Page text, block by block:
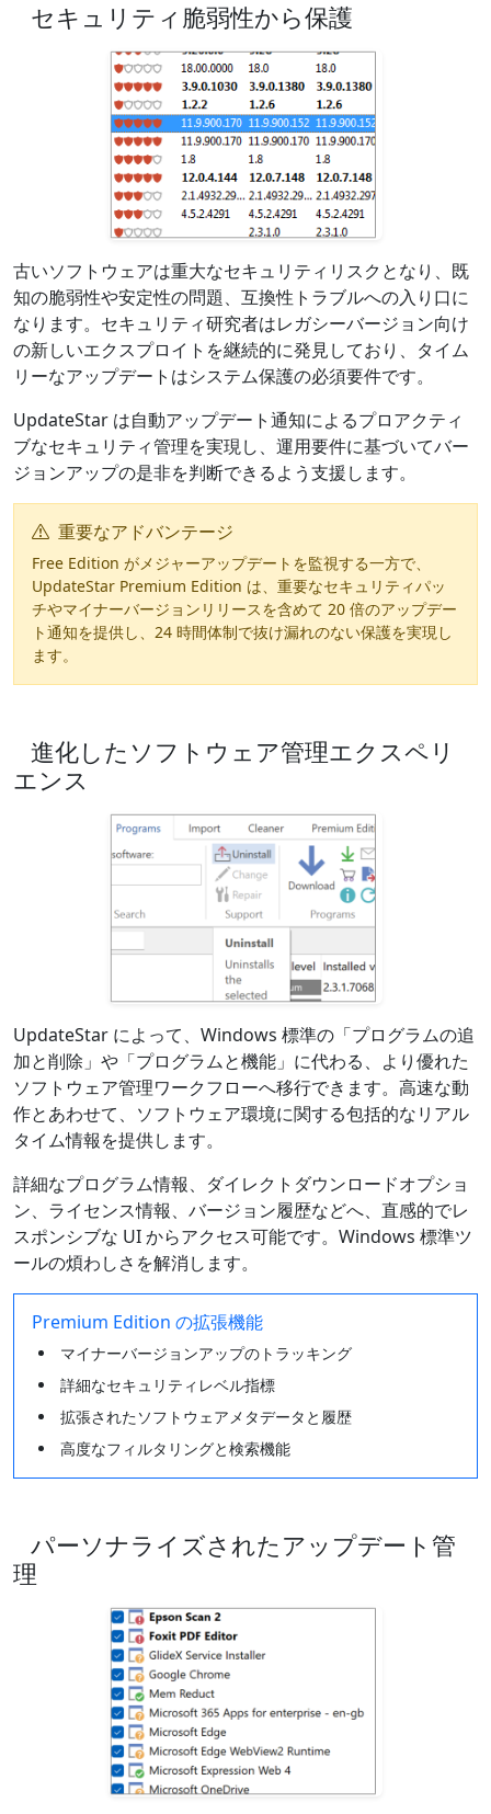
セキュリティ脆弱性から保護
古いソフトウェアは重大なセキュリティリスクとなり、既
知の脆弱性や安定性の問題、互換性トラブルへの入り口に
なります。セキュリティ研究者はレガシーバージョン向け
の新しいエクスプロイトを継続的に発見しており、タイム
リーなアップデートはシステム保護の必須要件です。
UpdateStar は自動アップデート通知によるプロアクティ
ブなセキュリティ管理を実現し、運用要件に基づいてバー
ジョンアップの是非を判断できるよう支援します。
重要なアドバンテージ
Free Edition がメジャーアップデートを監視する一方で、
UpdateStar Premium Edition は、重要なセキュリティパッ
チやマイナーバージョンリリースを含めて 20 倍のアップデー
ト通知を提供し、24 時間体制で抜け漏れのない保護を実現し
ます。
進化したソフトウェア管理エクスペリ
エンス
UpdateStar によって、Windows 標準の「プログラムの追
加と削除」や「プログラムと機能」に代わる、より優れた
ソフトウェア管理ワークフローへ移行できます。高速な動
作とあわせて、ソフトウェア環境に関する包括的なリアル
タイム情報を提供します。
詳細なプログラム情報、ダイレクトダウンロードオプショ
ン、ライセンス情報、バージョン履歴などへ、直感的でレ
スポンシブな UI からアクセス可能です。Windows 標準ツ
ールの煩わしさを解消します。
Premium Edition の拡張機能
マイナーバージョンアップのトラッキング
詳細なセキュリティレベル指標
拡張されたソフトウェアメタデータと履歴
高度なフィルタリングと検索機能
パーソナライズされたアップデート管
理